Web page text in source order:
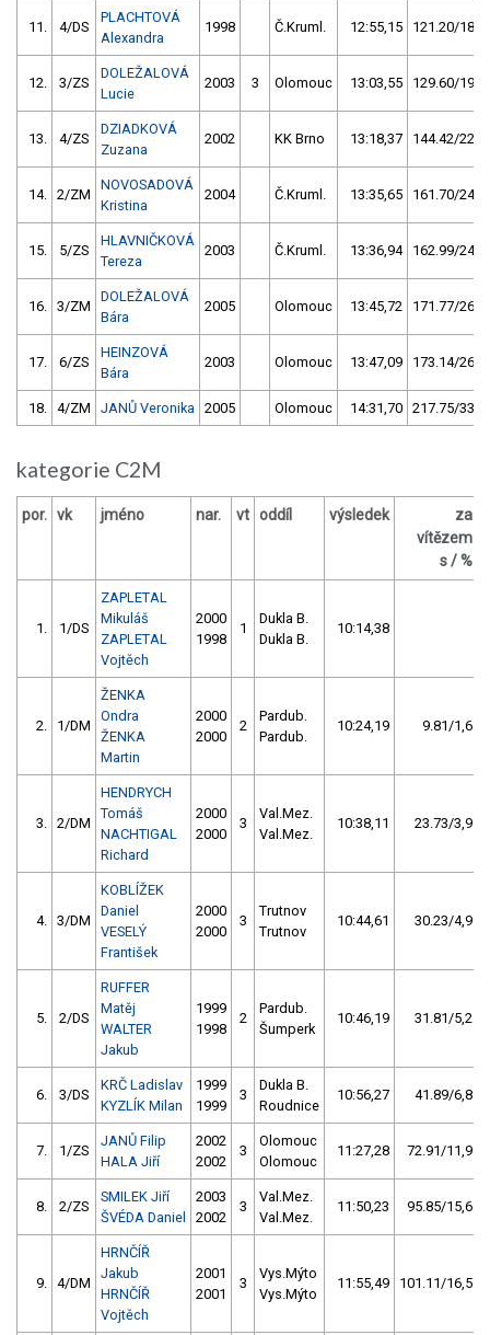
11. 4/DS
PLACHTOVÁ
Alexandra
1998 Č.Kruml. 12:55,15 121.20/18,5
12. 3/ZS
DOLEŽALOVÁ
Lucie
2003 3 Olomouc 13:03,55 129.60/19,8
13. 4/ZS
DZIADKOVÁ
Zuzana
2002 KK Brno 13:18,37 144.42/22,1
14. 2/ZM
NOVOSADOVÁ
Kristina
2004 Č.Kruml. 13:35,65 161.70/24,7
15. 5/ZS
HLAVNIČKOVÁ
Tereza
2003 Č.Kruml. 13:36,94 162.99/24,9
16. 3/ZM
DOLEŽALOVÁ
Bára
2005 Olomouc 13:45,72 171.77/26,3
17. 6/ZS
HEINZOVÁ
Bára
2003 Olomouc 13:47,09 173.14/26,5
18. 4/ZM JANŮ Veronika 2005 Olomouc 14:31,70 217.75/33,3
kategorie C2M
por. vk jméno nar. vt oddíl výsledek
za
vítězem
s / %
1. 1/DS
ZAPLETAL
Mikuláš
ZAPLETAL
Vojtěch
2000
1998
1
Dukla B.
Dukla B.
10:14,38
2. 1/DM
ŽENKA
Ondra
ŽENKA
Martin
2000
2000
2
Pardub.
Pardub.
10:24,19 9.81/1,6
3. 2/DM
HENDRYCH
Tomáš
NACHTIGAL
Richard
2000
2000
3
Val.Mez.
Val.Mez.
10:38,11 23.73/3,9
4. 3/DM
KOBLÍŽEK
Daniel
VESELÝ
František
2000
2000
3
Trutnov
Trutnov
10:44,61 30.23/4,9
5. 2/DS
RUFFER
Matěj
WALTER
Jakub
1999
1998
2
Pardub.
Šumperk
10:46,19 31.81/5,2
6. 3/DS
KRČ Ladislav
KYZLÍK Milan
1999
1999
3
Dukla B.
Roudnice
10:56,27 41.89/6,8
7. 1/ZS
JANŮ Filip
HALA Jiří
2002
2002
3
Olomouc
Olomouc
11:27,28 72.91/11,9
8. 2/ZS
SMILEK Jiří
ŠVÉDA Daniel
2003
2002
3
Val.Mez.
Val.Mez.
11:50,23 95.85/15,6
9. 4/DM
HRNČÍŘ
Jakub
HRNČÍŘ
Vojtěch
2001
2001
3
Vys.Mýto
Vys.Mýto
11:55,49 101.11/16,5